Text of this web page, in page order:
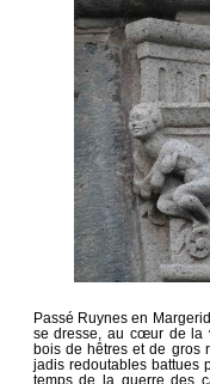
Passé Ruynes en
se dresse, au cœur de la
bois de hêtres et de gros
jadis redoutables battues
temps de la guerre des